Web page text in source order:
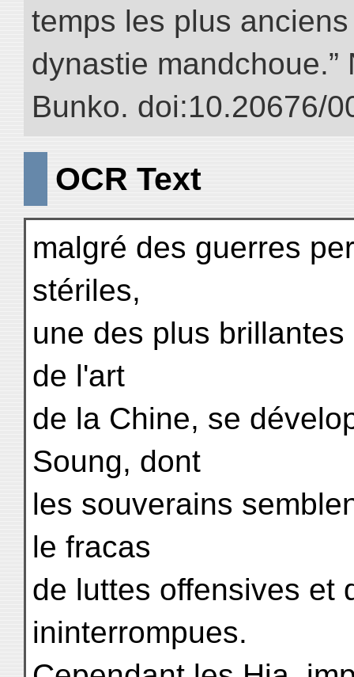
temps les plus
dynastie mandchoue.”
Bunko. doi:10.20676/
OCR Text
malgré des guerres
stériles,
une des plus
de l'art
de la Chine, se
Soung, dont
les souverains
le fracas
de luttes offensives et
ininterrompues.